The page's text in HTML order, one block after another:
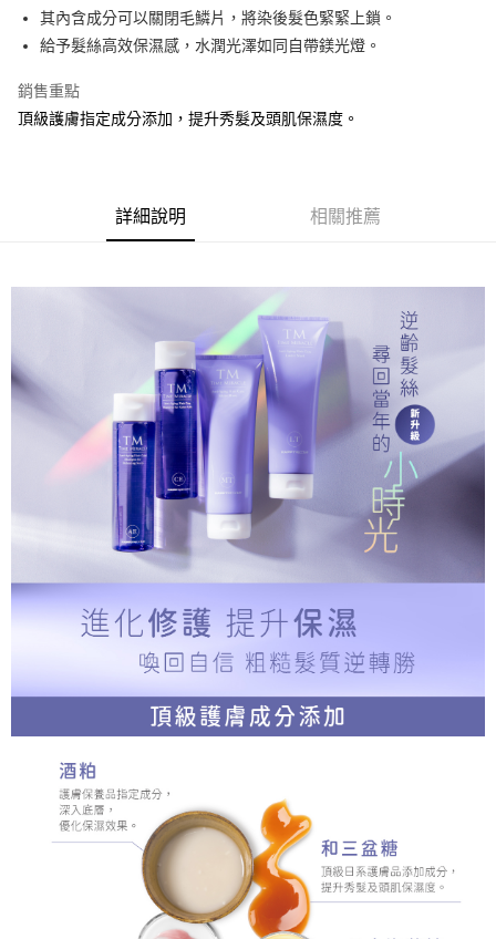
悠遊付
全盈+PAY
AFTEE先享後付
相關說明
１．簡單：不需註冊會員、不需綁卡、不需儲值。
２．便利：只要手機號碼，簡訊認證，即可結帳。
３．安心：先確認商品／服務後，再付款。
【「AFTEE先享後付」結帳流程】
１．於結帳方式選擇「AFTEE先享後付」後，將跳轉至「AFTEE先享後付」
結帳頁面，進行簡訊認證並確認金額後，即可完成結帳。
２．訂單成立數日內，您將收到繳費通知簡訊。
３．收到繳費通知簡訊後14天內，點擊此簡訊中的連結，可透過四大超商／
ATM／網路銀行／等多元方式進行付款，方視為交易完成。
※ 請注意：結帳手續完成當下不需立刻繳費，但若您需要取消訂單，請聯絡
購買商品的店家。未經商家同意取消之訂單仍視為有效，需透過AFTEE先享
後付繳納相關費用。
※ 交易是否成功請以「AFTEE先享後付 」之結帳頁面顯示為準，若有關於
是否繳費成功／繳費後需取消欲退款等相關疑問，請聯繫「AFTEE先享後付
客戶支援中心」https://netprotections.freshdesk.com/support/home
１．透過由恩沛科技股份有限公司提供之「AFTEE先享後付」服務完成之交
易，需依本服務之必要範圍內提供個人資料，並將交易相關給付款項請求債
權轉讓予恩沛科技股份有限公司。
２．關於個人資料處理事宜，請瀏覽以下網址：
３．未成年的使用者請事先徵得法定代理人或監護人之同意方可使用
４．使用「AFTEE先享後付」時，將依據個別帳號之用戶狀況，依本公司即
請求用戶進行身份認證。
５．嚴禁一人註冊多個帳號或使用他人資訊註冊。若發現惡意使用之情形，
恩沛科技股份有限公司將有權停止該用戶之使用額度並採取法律行動。
每筆NT$100，滿NT$1,500(含以上)免運費
每筆NT$100，滿NT$1,500(含以上)免運費
每筆NT$100，滿NT$1,500(含以上)免運費
付款後萊爾富取貨
每筆NT$100，滿NT$1,500(含以上)免運費
每筆NT$100，滿NT$1,500(含以上)免運費
每筆NT$100，滿NT$1,500(含以上)免運費
每筆NT$100，滿NT$1,500(含以上)免運費
免運費
其內含成分可以關閉毛鱗片，將染後髮色緊緊上鎖。
給予髮絲高效保濕感，水潤光澤如同自帶鎂光燈。
銷售重點
頂級護膚指定成分添加，提升秀髮及頭肌保濕度。
詳細說明 相關推薦